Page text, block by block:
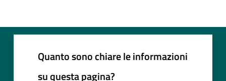
Quanto sono chiare le informazioni
su questa pagina?